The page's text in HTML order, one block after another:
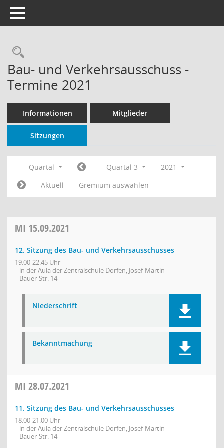
Toggle navigation
Rechercheauswahl
Bau- und Verkehrsausschuss -
Termine 2021
Informationen Mitglieder
Sitzungen
Quartal Quartal 3
2021
Aktuell
Gremium auswählen
MI 15.09.2021
12. Sitzung des Bau- und Verkehrsausschusses
19:00-22:45 Uhr
in der Aula der Zentralschule Dorfen, Josef-Martin-
Bauer-Str. 14
Niederschrift
Bekanntmachung
MI 28.07.2021
11. Sitzung des Bau- und Verkehrsausschusses
18:00-21:00 Uhr
in der Aula der Zentralschule Dorfen, Josef-Martin-
Bauer-Str. 14